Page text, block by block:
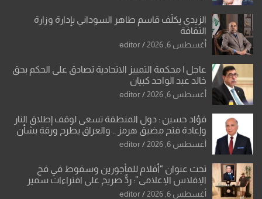
الزيدي يكلّف قاسم طاهر السوداني بإدارة وزارة
الثقافة
أغسطس 6, 2026 editor
عاجل | محكمة التمييز الاتحادية تصادق على الحكم بحق
خالد عبد الواحد كبيان
أغسطس 6, 2026 editor
فؤاد حسين : دول المنطقة تسعى لوقف إطلاق النار
وإعادة فتح مضيق هرمز .. والعراق يطرح ورقة بشأن
تحولات القدس
أغسطس 6, 2026 editor
تحت عنوان “أقلام للمأجورين وسقوط في فخ
الإفلاس الإعلامي”: ردٌّ صريح على افتراءات سمير
الشكرجي
أغسطس 6, 2026 editor